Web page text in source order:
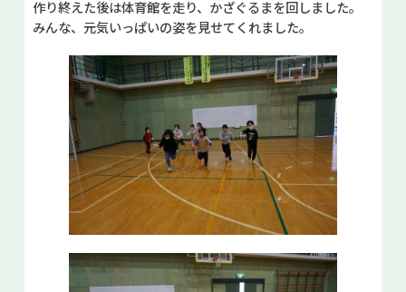
作り終えた後は体育館を走り、かざぐるまを回しました。
みんな、元気いっぱいの姿を見せてくれました。